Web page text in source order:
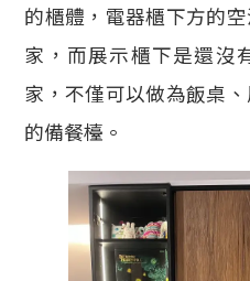
的櫃體，電器櫃下方的
家，而展示櫃下是還沒
家，不僅可以做為飯桌
的備餐檯。